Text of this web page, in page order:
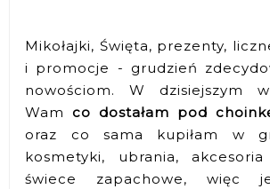
Mikołajki, Święta, prezenty,
i promocje - grudzień
nowościom. W dzisiejszym
Wam co dostałam pod
oraz co sama kupiłam w
kosmetyki, ubrania,
świece zapachowe, więc